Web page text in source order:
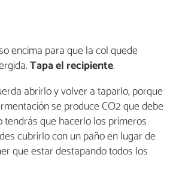
encima para que la col quede
Tapa el recipiente.
abrirlo y volver a taparlo, porque
se produce CO2 que debe
tendrás que hacerlo los primeros
cubrirlo con un paño en lugar de
que estar destapando todos los